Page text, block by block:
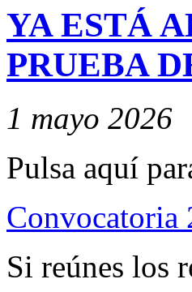
YA ESTÁ
PRUEBA
1 mayo 2026
Pulsa aquí
Convocatoria
Si reúnes los